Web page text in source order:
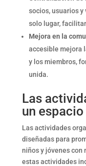
socios, usuarios
solo lugar,
Mejora en la
accesible mejora
y los miembros,
unida.
Las
un
Las actividades
diseñadas para
niños y jóvenes con
estas actividades